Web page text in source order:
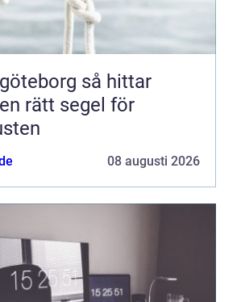
så hittar
rätt segel för
08 augusti 2026